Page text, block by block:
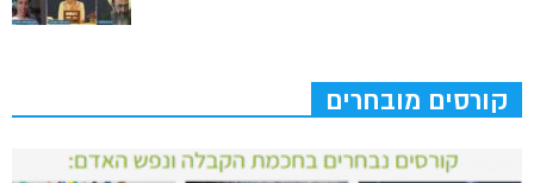
קורסים מובחרים